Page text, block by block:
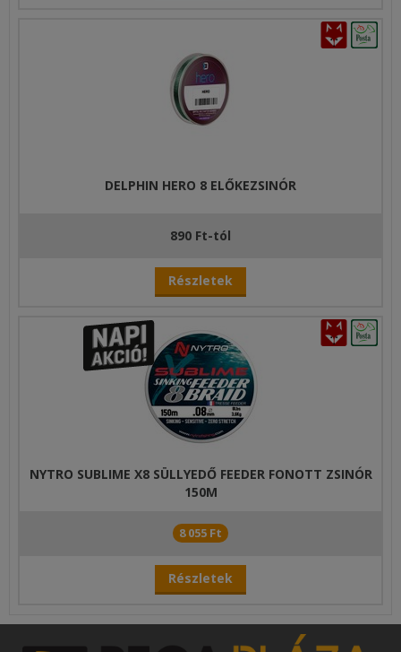
DELPHIN HERO 8 ELŐKEZSINÓR
890 Ft-tól
Részletek
NYTRO SUBLIME X8 SÜLLYEDŐ FEEDER FONOTT ZSINÓR
150M
8 055 Ft
Részletek